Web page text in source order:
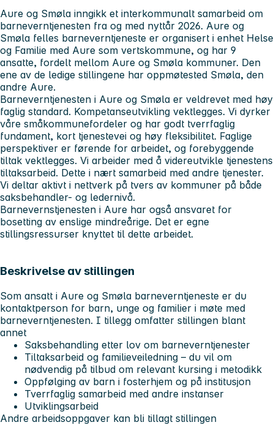
Aure og Smøla inngikk et interkommunalt samarbeid om
barneverntjenesten fra og med nyttår 2026. Aure og
Smøla felles barneverntjeneste er organisert i enhet Helse
og Familie med Aure som vertskommune, og har 9
ansatte, fordelt mellom Aure og Smøla kommuner. Den
ene av de ledige stillingene har oppmøtested Smøla, den
andre Aure.
Barneverntjenesten i Aure og Smøla er veldrevet med høy
faglig standard. Kompetanseutvikling vektlegges. Vi dyrker
våre småkommunefordeler og har godt tverrfaglig
fundament, kort tjenestevei og høy fleksibilitet. Faglige
perspektiver er førende for arbeidet, og forebyggende
tiltak vektlegges. Vi arbeider med å videreutvikle tjenestens
tiltaksarbeid. Dette i nært samarbeid med andre tjenester.
Vi deltar aktivt i nettverk på tvers av kommuner på både
saksbehandler- og ledernivå.
Barnevernstjenesten i Aure har også ansvaret for
bosetting av enslige mindreårige. Det er egne
stillingsressurser knyttet til dette arbeidet.
Beskrivelse av stillingen
Som ansatt i Aure og Smøla barneverntjeneste er du
kontaktperson for barn, unge og familier i møte med
barneverntjenesten. I tillegg omfatter stillingen blant
annet
Saksbehandling etter lov om barneverntjenester
Tiltaksarbeid og familieveiledning – du vil om
nødvendig på tilbud om relevant kursing i metodikk
Oppfølging av barn i fosterhjem og på institusjon
Tverrfaglig samarbeid med andre instanser
Utviklingsarbeid
Andre arbeidsoppgaver kan bli tillagt stillingen